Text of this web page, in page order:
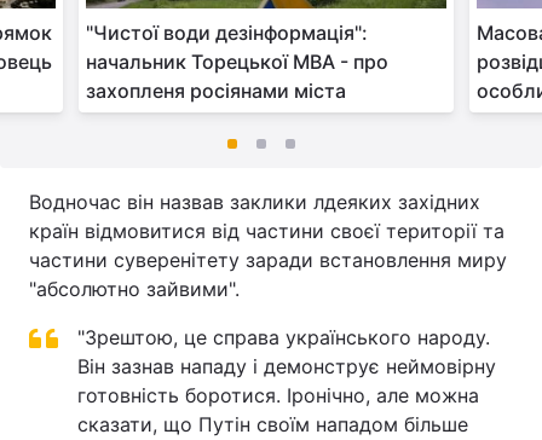
"Чистої води дезінформація":
начальник Торецької МВА - про
захопленя росіянами міста
Водночас він назвав заклики лдеяких західних
країн відмовитися від частини своєї території та
частини суверенітету заради встановлення миру
"абсолютно зайвими".
"Зрештою, це справа українського народу.
Він зазнав нападу і демонструє неймовірну
готовність боротися. Іронічно, але можна
сказати, що Путін своїм нападом більше